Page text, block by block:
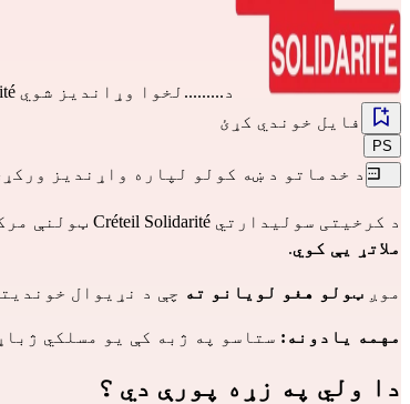
د.........لخوا وړاندیز شوي
فایل خوندي کړئ
PS
د خدماتو د ښه کولو لپاره واړندیز
د کرخیتی سولیدارتي Créteil Solidarité ټولنې مرکز د هغو لویانو چې چې صدمه (ټرواما) تجربه کړې وي یا له ستونزمنو حلاتو څځه تیر شوی وي،
ملاتړ یې کوي.
موږ ټولو هغو لویانو ته چې د نړیوال
مهمه یادونه: ستاسو په ژبه کې یو مسلکي
دا ولي په زړه پورې دي ؟